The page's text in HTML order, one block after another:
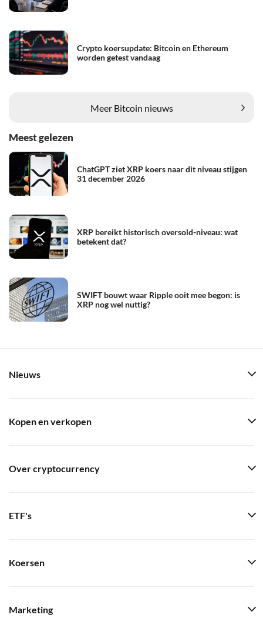
Crypto koersupdate: Bitcoin en Ethereum
worden getest vandaag
Meer Bitcoin nieuws
Meest gelezen
ChatGPT ziet XRP koers naar dit niveau stijgen
31 december 2026
XRP bereikt historisch oversold-niveau: wat
betekent dat?
SWIFT bouwt waar Ripple ooit mee begon: is
XRP nog wel nuttig?
Nieuws
Kopen en verkopen
Over cryptocurrency
ETF's
Koersen
Marketing